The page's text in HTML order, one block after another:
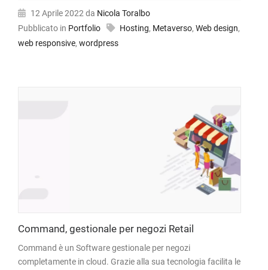
12 Aprile 2022da Nicola Toralbo
Pubblicato in Portfolio Hosting, Metaverso, Web design,
web responsive, wordpress
Command, gestionale per negozi Retail
Command è un Software gestionale per negozi
completamente in cloud. Grazie alla sua tecnologia facilita le